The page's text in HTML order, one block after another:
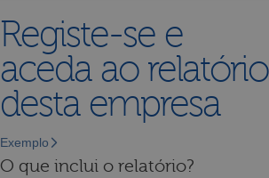
Registe-se e
aceda ao relatório
desta empresa
Exemplo
O que inclui o relatório?